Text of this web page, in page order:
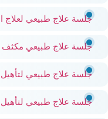
جلسة علاج طبيعي لعلاج
جلسة علاج طبيعي مكثف
جلسة علاج طبيعي
جلسة علاج طبيعي